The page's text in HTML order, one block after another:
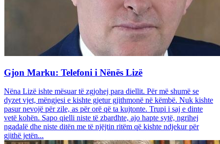
Gjon Marku: Telefoni i Nënës Lizë
Nëna Lizë ishte mësuar të zgjohej para diellit. Për më shumë se
dyzet vjet, mëngjesi e kishte gjetur gjithmonë në këmbë. Nuk kishte
pasur nevojë për zile, as për orë që ta kujtonte. Trupi i saj e dinte
vetë kohën. Sapo qielli niste të zbardhte, ajo hapte sytë, ngrihej
ngadalë dhe niste ditën me të njëjtin ritëm që kishte ndjekur për
gjithë jetën...